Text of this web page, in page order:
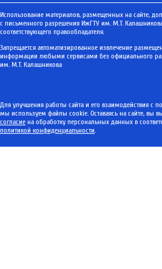
Использование материалов, размещенных на сайте,
с письменного разрешения ИжГТУ им. М.Т.
соответствующего правообладателя.
Запрещается автоматизированное извлечение
информации любыми сервисами без официального
им. М.Т. Калашникова
Для улучшения работы сайта и его взаимодействия с
мы используем файлы cookie. Оставаясь на сайте, вы
согласие на обработку персональных данных в
политикой конфиденциальности.